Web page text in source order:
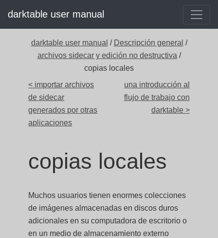
darktable user manual
darktable user manual / Descripción general /
archivos sidecar y edición no destructiva /
copias locales
< importar archivos
de sidecar
generados por otras
aplicaciones
una introducción al
flujo de trabajo con
darktable >
copias locales
Muchos usuarios tienen enormes colecciones
de imágenes almacenadas en discos duros
adicionales en su computadora de escritorio o
en un medio de almacenamiento externo